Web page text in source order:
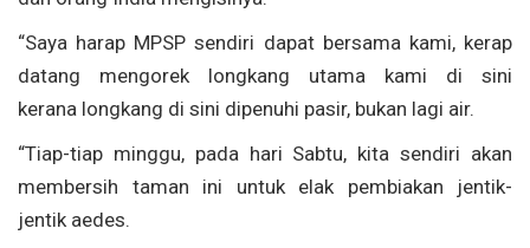
“Saya harap MPSP sendiri dapat bersama kami, kerap
datang mengorek longkang utama kami di sini
kerana longkang di sini dipenuhi pasir, bukan lagi air.
“Tiap-tiap minggu, pada hari Sabtu, kita sendiri akan
membersih taman ini untuk elak pembiakan jentik-
jentik aedes.